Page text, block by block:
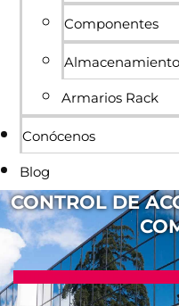
Componentes
Almacenamiento
Armarios Rack
Conócenos
Blog
CONTROL DE